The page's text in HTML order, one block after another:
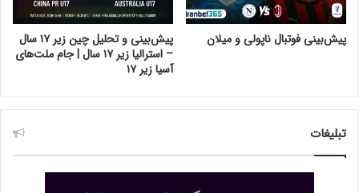
پیش‌بینی فوتبال ناپولی و میلان
پیش‌بینی و تحلیل چین زیر ۱۷ سال
– استرالیا زیر ۱۷ سال | جام ملت‌های
آسیا زیر ۱۷
تبلیغات